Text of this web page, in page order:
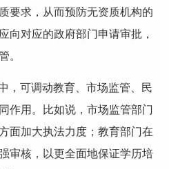
要求，从而预防无资质机构的
向对应的政府部门申请审批，
。
可调动教育、市场监管、民
作用。比如说，市场监管部门
面加大执法力度；教育部门在
审核，以更全面地保证学历培